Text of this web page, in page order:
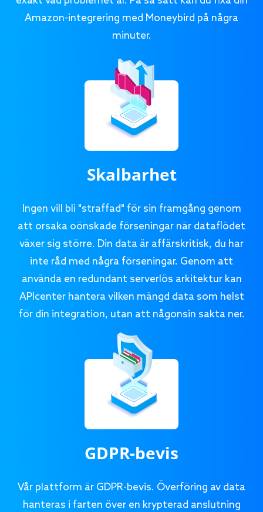
Amazon-integrering med Moneybird på några
minuter.
Skalbarhet
Ingen vill bli "straffad" för sin framgång genom
att orsaka oönskade förseningar när dataflödet
växer sig större. Din data är affärskritisk, du har
inte råd med några förseningar. Genom att
använda en redundant serverlös arkitektur kan
APIcenter hantera vilken mängd data som helst
för din integration, utan att någonsin sakta ner.
GDPR-bevis
Vår plattform är GDPR-bevis. Överföring av data
hanteras i farten över en krypterad anslutning